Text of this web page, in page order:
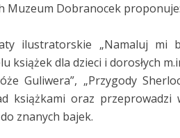
Muzeum Dobranocek proponuje:
ilustratorskie „Namaluj mi
dla dzieci i dorosłych
Guliwera”, „Przygody
książkami oraz przeprowadzi
znanych bajek.